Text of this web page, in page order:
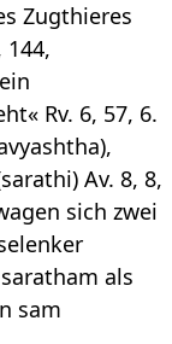
Zugthieres
144,
Rv. 6, 57, 6.
Av. 8, 8,
sich zwei
als
sam